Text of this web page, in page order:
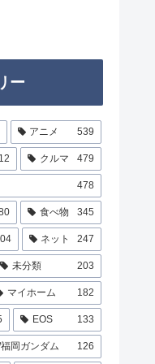
ー
アニメ 539
クルマ 479
478
食べ物 345
ネット 247
未分類 203
マイホーム 182
EOS 133
岡ガンダム 126